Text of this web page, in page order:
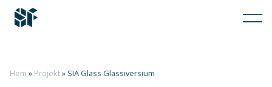
Hem » Projekt» SIA Glass Glassiversium